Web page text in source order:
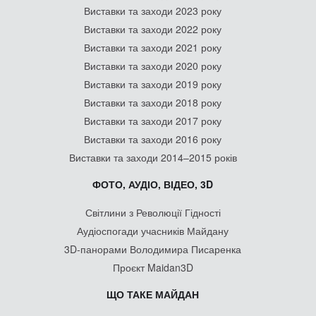
Виставки та заходи 2023 року
Виставки та заходи 2022 року
Виставки та заходи 2021 року
Виставки та заходи 2020 року
Виставки та заходи 2019 року
Виставки та заходи 2018 року
Виставки та заходи 2017 року
Виставки та заходи 2016 року
Виставки та заходи 2014–2015 років
ФОТО, АУДІО, ВІДЕО, 3D
Світлини з Революції Гідності
Аудіоспогади учасників Майдану
3D-панорами Володимира Писаренка
Проєкт Maidan3D
ЩО ТАКЕ МАЙДАН